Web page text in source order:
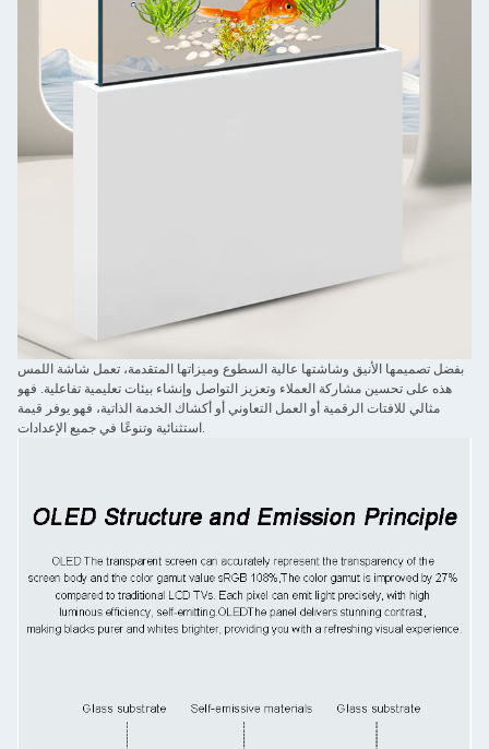
بفضل تصميمها الأنيق وشاشتها عالية السطوع وميزاتها المتقدمة، تعمل شاشة اللمس
هذه على تحسين مشاركة العملاء وتعزيز التواصل وإنشاء بيئات تعليمية تفاعلية. فهو
مثالي للافتات الرقمية أو العمل التعاوني أو أكشاك الخدمة الذاتية، فهو يوفر قيمة